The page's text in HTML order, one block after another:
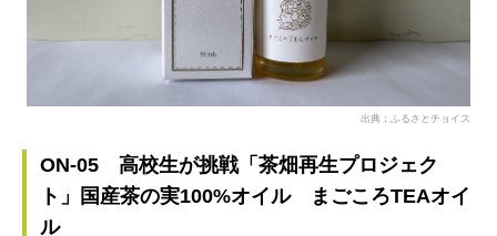
出典：ふるさとチョイス
ON-05 高校生が挑戦「茶畑再生プロジェク
ト」国産茶の実100%オイル まごころTEAオイ
ル